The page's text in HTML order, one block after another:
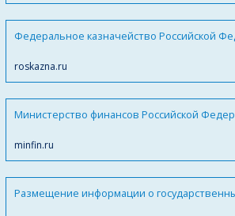
Федеральное казначейство Российской
roskazna.ru
Министерство финансов Российской
minfin.ru
Размещение информации о